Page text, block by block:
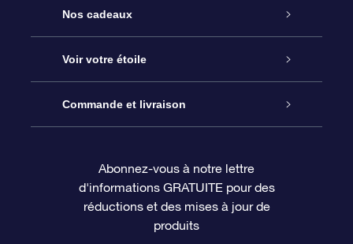
Service
À propos de l’OSR
Nous contacter
Questions fréquemment posées
Nos cadeaux
Cadeau d’étoile en ligne
Coffret cadeau OSR
Carte cadeau OSR
Cadeaux d’entreprise
Voir votre étoile
Registre des étoiles
Page d’accueil personnalisée
Un million d’étoiles
Commande et livraison
Informations de paiement
Abonnez-vous à notre lettre
d'informations GRATUITE pour des
réductions et des mises à jour de
produits